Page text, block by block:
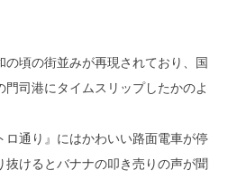
頃の街並みが再現されており、国
門司港にタイムスリップしたかのよ
ロ通り』にはかわいい路面電車が停
抜けるとバナナの叩き売りの声が聞